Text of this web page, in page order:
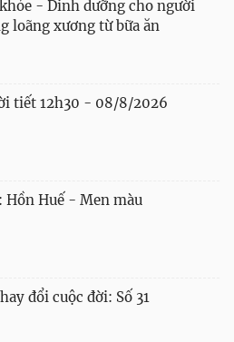
- Dinh dưỡng cho người
loãng xương từ bữa ăn
tiết 12h30 - 08/8/2026
Hồn Huế - Men màu
đổi cuộc đời: Số 31